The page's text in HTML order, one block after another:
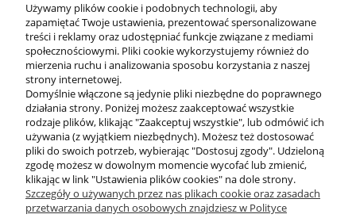
KONTAKT
DODATKOWE
MOJE KONTO
Używamy plików cookie i podobnych technologii, aby
zapamiętać Twoje ustawienia, prezentować spersonalizowane
treści i reklamy oraz udostępniać funkcje związane z mediami
społecznościowymi. Pliki cookie wykorzystujemy również do
mierzenia ruchu i analizowania sposobu korzystania z naszej
strony internetowej.
Domyślnie włączone są jedynie pliki niezbędne do poprawnego
działania strony. Poniżej możesz zaakceptować wszystkie
rodzaje plików, klikając "Zaakceptuj wszystkie", lub odmówić ich
używania (z wyjątkiem niezbędnych). Możesz też dostosować
pliki do swoich potrzeb, wybierając "Dostosuj zgody". Udzieloną
zgodę możesz w dowolnym momencie wycofać lub zmienić,
klikając w link "Ustawienia plików cookies" na dole strony.
Szczegóły o używanych przez nas plikach cookie oraz zasadach
przetwarzania danych osobowych znajdziesz w Polityce